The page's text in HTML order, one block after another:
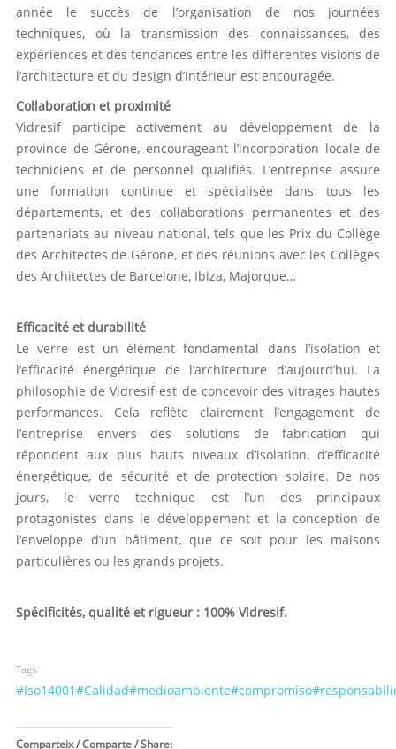
année le succès de l’organisation de nos journées
techniques, où la transmission des connaissances, des
expériences et des tendances entre les différentes visions de
l’architecture et du design d’intérieur est encouragée.
Collaboration et proximité
Vidresif participe activement au développement de la
province de Gérone, encourageant l’incorporation locale de
techniciens et de personnel qualifiés. L’entreprise assure
une formation continue et spécialisée dans tous les
départements, et des collaborations permanentes et des
partenariats au niveau national, tels que les Prix du Collège
des Architectes de Gérone, et des réunions avec les Collèges
des Architectes de Barcelone, Ibiza, Majorque…
Efficacité et durabilité
Le verre est un élément fondamental dans l’isolation et
l’efficacité énergétique de l’architecture d’aujourd’hui. La
philosophie de Vidresif est de concevoir des vitrages hautes
performances. Cela reflète clairement l’engagement de
l’entreprise envers des solutions de fabrication qui
répondent aux plus hauts niveaux d’isolation, d’efficacité
énergétique, de sécurité et de protection solaire. De nos
jours, le verre technique est l’un des principaux
protagonistes dans le développement et la conception de
l’enveloppe d’un bâtiment, que ce soit pour les maisons
particulières ou les grands projets.
Spécificités, qualité et rigueur : 100% Vidresif.
Tags:
Comparteix / Comparte / Share: